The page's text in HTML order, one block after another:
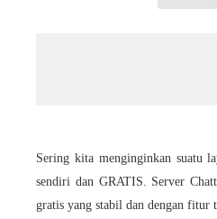
Sering kita menginginkan suatu
sendiri dan GRATIS. Server
gratis yang stabil dan dengan fitur